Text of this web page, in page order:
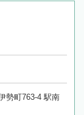
勢町763-4 駅南